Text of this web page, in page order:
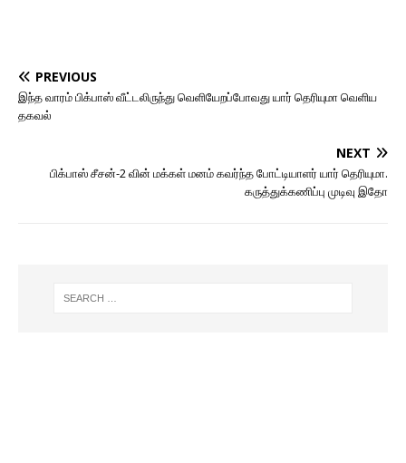
PREVIOUS
இந்த வாரம் பிக்பாஸ் வீட்டலிருந்து வெளியேறப்போவது யார் தெரியுமா வெளிய
தகவல்
NEXT
பிக்பாஸ் சீசன்-2 வின் மக்கள் மனம் கவர்ந்த போட்டியாளர் யார் தெரியுமா.
கருத்துக்கணிப்பு முடிவு இதோ